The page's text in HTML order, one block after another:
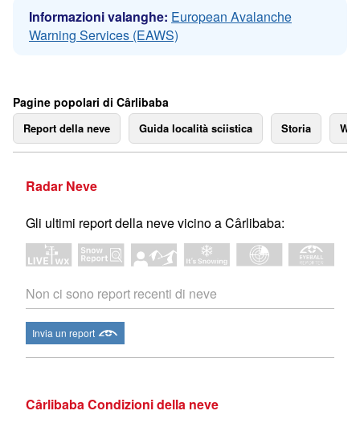
Informazioni valanghe: European Avalanche
Warning Services (EAWS)
Pagine popolari di Cârlibaba
Report della neve Guida località sciistica Storia
Radar Neve
Gli ultimi report della neve vicino a Cârlibaba:
Non ci sono report recenti di neve
Invia un report
Cârlibaba Condizioni della neve